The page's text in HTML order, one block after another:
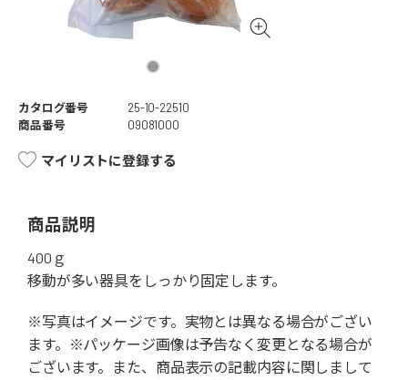
カタログ番号
25-10-22510
商品番号
09081000
マイリストに登録する
商品説明
400ｇ
移動が多い器具をしっかり固定します。
※写真はイメージです。実物とは異なる場合がござい
ます。※パッケージ画像は予告なく変更となる場合が
ございます。また、商品表示の記載内容に関しまして